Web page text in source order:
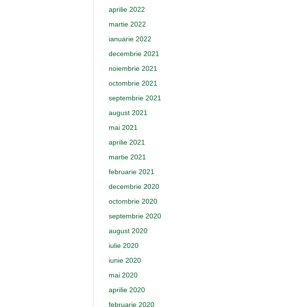
aprilie 2022
martie 2022
ianuarie 2022
decembrie 2021
noiembrie 2021
octombrie 2021
septembrie 2021
august 2021
mai 2021
aprilie 2021
martie 2021
februarie 2021
decembrie 2020
octombrie 2020
septembrie 2020
august 2020
iulie 2020
iunie 2020
mai 2020
aprilie 2020
februarie 2020